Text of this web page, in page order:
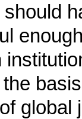
global